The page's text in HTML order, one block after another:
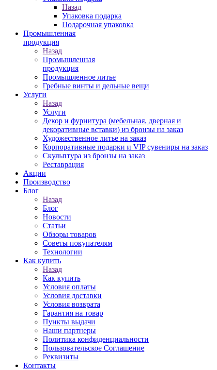
Назад
Упаковка подарка
Подарочная упаковка
Промышленная
продукция
Назад
Промышленная
продукция
Промышленное литье
Гребные винты и дельные вещи
Услуги
Назад
Услуги
Декор и фурнитура (мебельная, дверная и
декоративные вставки) из бронзы на заказ
Художественное литье на заказ
Корпоративные подарки и VIP сувениры на заказ
Скульптура из бронзы на заказ
Реставрация
Акции
Производство
Блог
Назад
Блог
Новости
Статьи
Обзоры товаров
Советы покупателям
Технологии
Как купить
Назад
Как купить
Условия оплаты
Условия доставки
Условия возврата
Гарантия на товар
Пункты выдачи
Наши партнеры
Политика конфиденциальности
Пользовательское Соглашение
Реквизиты
Контакты